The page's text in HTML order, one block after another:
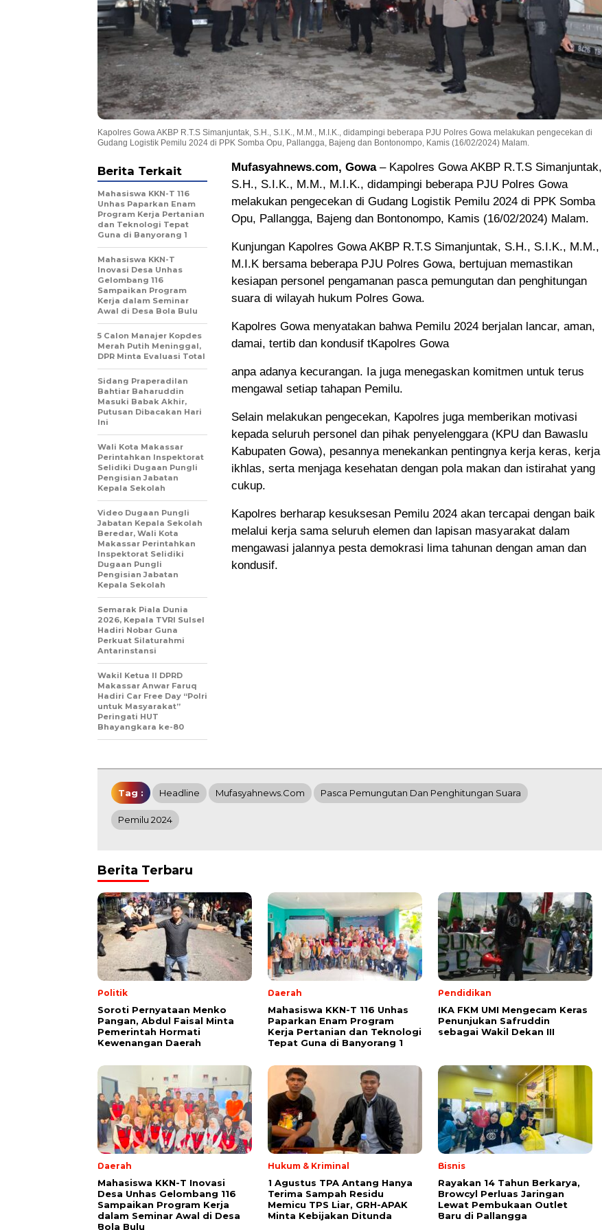
Kapolres Gowa AKBP R.T.S Simanjuntak, S.H., S.I.K., M.M., M.I.K., didampingi beberapa PJU Polres Gowa melakukan pengecekan di
Gudang Logistik Pemilu 2024 di PPK Somba Opu, Pallangga, Bajeng dan Bontonompo, Kamis (16/02/2024) Malam.
Mufasyahnews.com, Gowa– Kapolres Gowa AKBP R.T.S Simanjuntak,
S.H., S.I.K., M.M., M.I.K., didampingi beberapa PJU Polres Gowa
melakukan pengecekan di Gudang Logistik Pemilu 2024 di PPK Somba
Opu, Pallangga, Bajeng dan Bontonompo, Kamis (16/02/2024) Malam.
Kunjungan Kapolres Gowa AKBP R.T.S Simanjuntak, S.H., S.I.K., M.M.,
M.I.K bersama beberapa PJU Polres Gowa, bertujuan memastikan
kesiapan personel pengamanan pasca pemungutan dan penghitungan
suara di wilayah hukum Polres Gowa.
Kapolres Gowa menyatakan bahwa Pemilu 2024 berjalan lancar, aman,
damai, tertib dan kondusif tKapolres Gowa
anpa adanya kecurangan. Ia juga menegaskan komitmen untuk terus
mengawal setiap tahapan Pemilu.
Selain melakukan pengecekan, Kapolres juga memberikan motivasi
kepada seluruh personel dan pihak penyelenggara (KPU dan Bawaslu
Kabupaten Gowa), pesannya menekankan pentingnya kerja keras, kerja
ikhlas, serta menjaga kesehatan dengan pola makan dan istirahat yang
cukup.
Kapolres berharap kesuksesan Pemilu 2024 akan tercapai dengan baik
melalui kerja sama seluruh elemen dan lapisan masyarakat dalam
mengawasi jalannya pesta demokrasi lima tahunan dengan aman dan
kondusif.
Berita Terkait
Mahasiswa KKN-T 116
Unhas Paparkan Enam
Program Kerja Pertanian
dan Teknologi Tepat
Guna di Banyorang 1
Mahasiswa KKN-T
Inovasi Desa Unhas
Gelombang 116
Sampaikan Program
Kerja dalam Seminar
Awal di Desa Bola Bulu
5 Calon Manajer Kopdes
Merah Putih Meninggal,
DPR Minta Evaluasi Total
Sidang Praperadilan
Bahtiar Baharuddin
Masuki Babak Akhir,
Putusan Dibacakan Hari
Ini
Wali Kota Makassar
Perintahkan Inspektorat
Selidiki Dugaan Pungli
Pengisian Jabatan
Kepala Sekolah
Video Dugaan Pungli
Jabatan Kepala Sekolah
Beredar, Wali Kota
Makassar Perintahkan
Inspektorat Selidiki
Dugaan Pungli
Pengisian Jabatan
Kepala Sekolah
Semarak Piala Dunia
2026, Kepala TVRI Sulsel
Hadiri Nobar Guna
Perkuat Silaturahmi
Antarinstansi
Wakil Ketua II DPRD
Makassar Anwar Faruq
Hadiri Car Free Day “Polri
untuk Masyarakat”
Peringati HUT
Bhayangkara ke-80
Tag : Headline Mufasyahnews.com Pasca Pemungutan Dan Penghitungan Suara
Pemilu 2024
Berita Terbaru
Politik
Soroti Pernyataan Menko
Pangan, Abdul Faisal Minta
Pemerintah Hormati
Kewenangan Daerah
Daerah
Mahasiswa KKN-T 116 Unhas
Paparkan Enam Program
Kerja Pertanian dan Teknologi
Tepat Guna di Banyorang 1
Pendidikan
IKA FKM UMI Mengecam Keras
Penunjukan Safruddin
sebagai Wakil Dekan III
Daerah
Mahasiswa KKN-T Inovasi
Desa Unhas Gelombang 116
Sampaikan Program Kerja
dalam Seminar Awal di Desa
Bola Bulu
Hukum & Kriminal
1 Agustus TPA Antang Hanya
Terima Sampah Residu
Memicu TPS Liar, GRH-APAK
Minta Kebijakan Ditunda
Bisnis
Rayakan 14 Tahun Berkarya,
Browcyl Perluas Jaringan
Lewat Pembukaan Outlet
Baru di Pallangga